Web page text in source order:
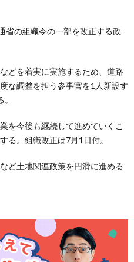
省の組織令の一部を改正する政
どを着実に実施するため、道路
な調整を担う参事官を1人新設す
を今後も継続して進めていくこ
る。組織改正は7月1日付。
ど土地関連政策を円滑に進める